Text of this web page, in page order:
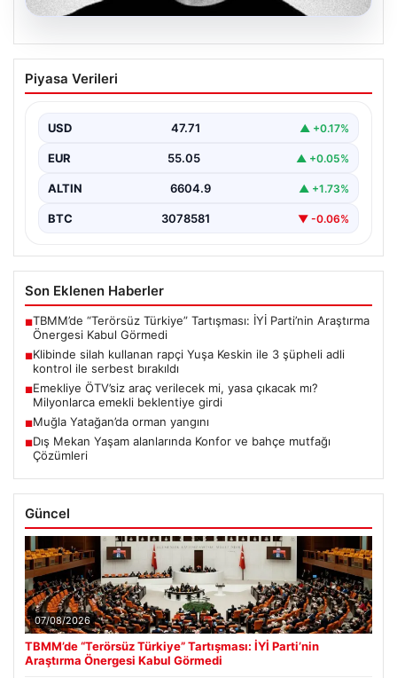
06.08.2026
Klibinde silah kullanan rapçi Yuşa
Keskin ile 3 şüpheli adli kontrol ile
Piyasa Verileri
USD 47.71 ▲ +0.17%
EUR 55.05 ▲ +0.05%
ALTIN 6604.9 ▲ +1.73%
BTC 3078581 ▼ -0.06%
Son Eklenen Haberler
■TBMM’de “Terörsüz Türkiye” Tartışması: İYİ Parti’nin Araştırma
Önergesi Kabul Görmedi
■Klibinde silah kullanan rapçi Yuşa Keskin ile 3 şüpheli adli
kontrol ile serbest bırakıldı
■Emekliye ÖTV’siz araç verilecek mi, yasa çıkacak mı?
Milyonlarca emekli beklentiye girdi
■Muğla Yatağan’da orman yangını
■Dış Mekan Yaşam alanlarında Konfor ve bahçe mutfağı
Çözümleri
Güncel
07/08/2026
TBMM’de “Terörsüz Türkiye” Tartışması: İYİ Parti’nin
Araştırma Önergesi Kabul Görmedi